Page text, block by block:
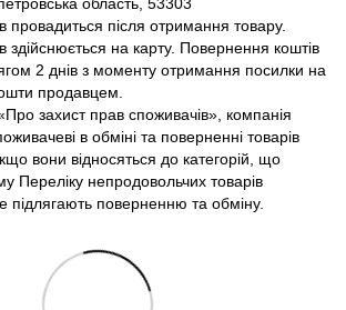
провадиться після отримання товару.
здійснюється на карту. Повернення коштів
2 днів з моменту отримання посилки на
продавцем.
захист прав споживачів», компанія
в обміні та поверненні товарів
вони відносяться до категорій, що
Переліку непродовольчих товарів
підлягають поверненню та обміну.